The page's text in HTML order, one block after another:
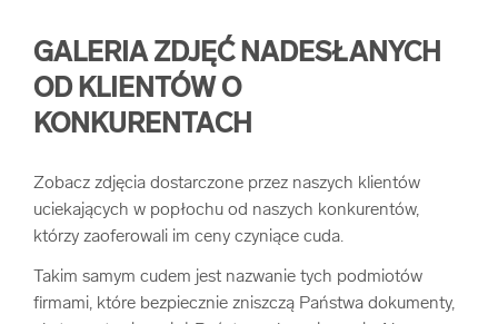
GALERIA ZDJĘĆ NADESŁANYCH
OD KLIENTÓW O
KONKURENTACH
Zobacz zdjęcia dostarczone przez naszych klientów
uciekających w popłochu od naszych konkurentów,
którzy zaoferowali im ceny czyniące cuda.
Takim samym cudem jest nazwanie tych podmiotów
firmami, które bezpiecznie zniszczą Państwa dokumenty,